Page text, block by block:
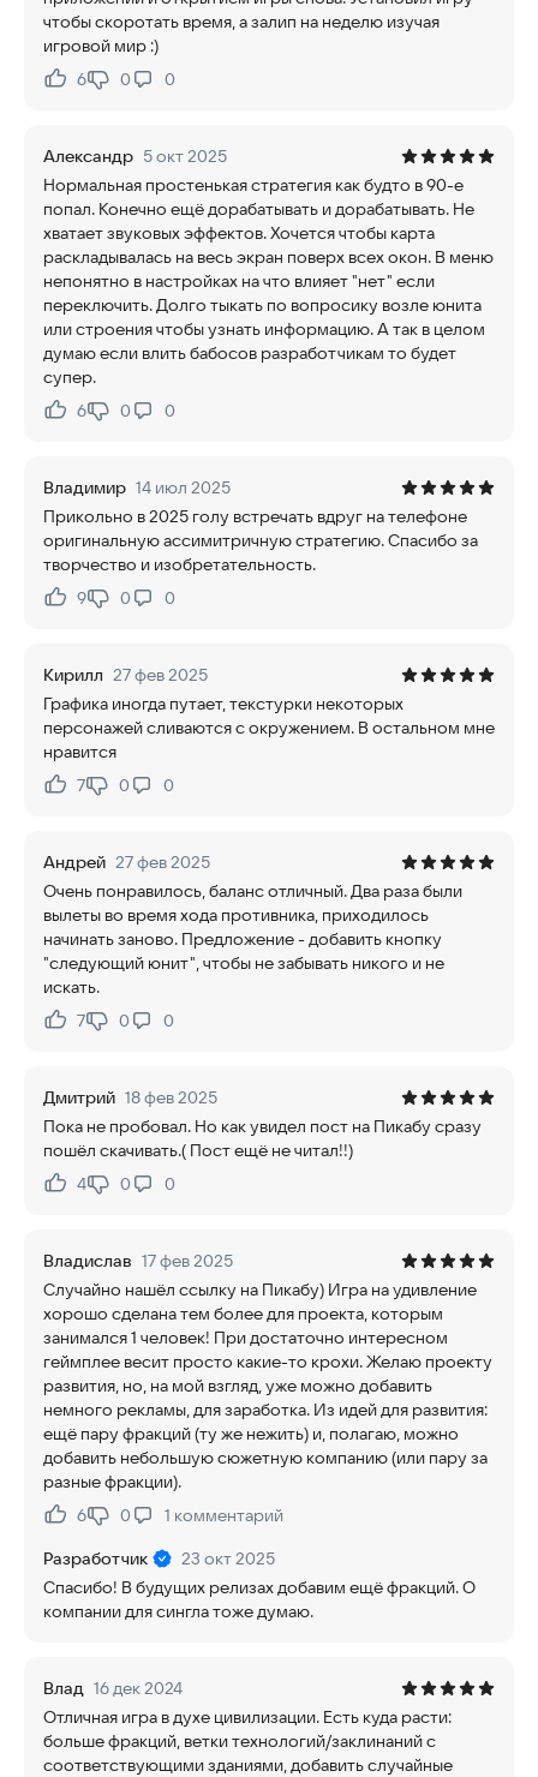
чтобы скоротать время, а залип на неделю изучая
игровой мир :)
Нравится:
6Не нравится:
0 0
Александр 5 окт 2025
Нормальная простенькая стратегия как будто в 90-е
попал. Конечно ещё дорабатывать и дорабатывать. Не
хватает звуковых эффектов. Хочется чтобы карта
раскладывалась на весь экран поверх всех окон. В меню
непонятно в настройках на что влияет "нет" если
переключить. Долго тыкать по вопросику возле юнита
или строения чтобы узнать информацию. А так в целом
думаю если влить бабосов разработчикам то будет
супер.
Нравится:
6Не нравится:
0 0
Владимир 14 июл 2025
Прикольно в 2025 голу встречать вдруг на телефоне
оригинальную ассимитричную стратегию. Спасибо за
творчество и изобретательность.
Нравится:
9Не нравится:
0 0
Кирилл 27 фев 2025
Графика иногда путает, текстурки некоторых
персонажей сливаются с окружением. В остальном мне
нравится
Нравится:
7Не нравится:
0 0
Андрей 27 фев 2025
Очень понравилось, баланс отличный. Два раза были
вылеты во время хода противника, приходилось
начинать заново. Предложение - добавить кнопку
"следующий юнит", чтобы не забывать никого и не
искать.
Нравится:
7Не нравится:
0 0
Дмитрий 18 фев 2025
Пока не пробовал. Но как увидел пост на Пикабу сразу
пошёл скачивать.( Пост ещё не читал!!)
Нравится:
4Не нравится:
0 0
Владислав 17 фев 2025
Случайно нашёл ссылку на Пикабу) Игра на удивление
хорошо сделана тем более для проекта, которым
занимался 1 человек! При достаточно интересном
геймплее весит просто какие-то крохи. Желаю проекту
развития, но, на мой взгляд, уже можно добавить
немного рекламы, для заработка. Из идей для развития:
ещё пару фракций (ту же нежить) и, полагаю, можно
добавить небольшую сюжетную компанию (или пару за
разные фракции).
Нравится:
6Не нравится:
0 1 комментарий
Разработчик
23 окт 2025
Спасибо! В будущих релизах добавим ещё фракций. О
компании для сингла тоже думаю.
Влад 16 дек 2024
Отличная игра в духе цивилизации. Есть куда расти:
больше фракций, ветки технологий/заклинаний с
соответствующими зданиями, добавить случайные